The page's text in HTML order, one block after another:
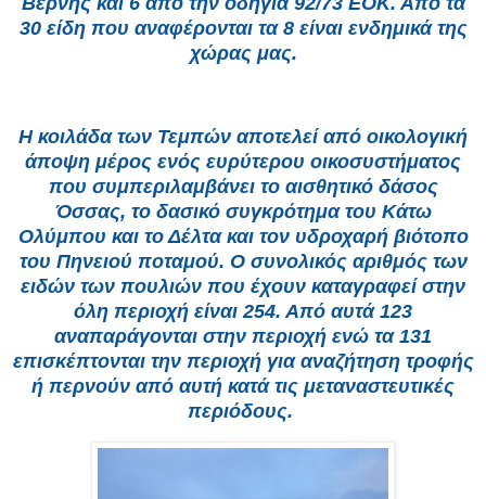
30 είδη που αναφέρονται τα 8 είναι ενδημικά της
χώρας μας.
Η κοιλάδα των Τεμπών αποτελεί από οικολογική
άποψη μέρος ενός ευρύτερου οικοσυστήματος
που συμπεριλαμβάνει το αισθητικό δάσος
Όσσας, το δασικό συγκρότημα του Κάτω
Ολύμπου και το Δέλτα και τον υδροχαρή βιότοπο
του Πηνειού ποταμού. Ο συνολικός αριθμός των
ειδών των πουλιών που έχουν καταγραφεί στην
όλη περιοχή είναι 254. Από αυτά 123
αναπαράγονται στην περιοχή ενώ τα 131
επισκέπτονται την περιοχή για αναζήτηση τροφής
ή περνούν από αυτή κατά τις μεταναστευτικές
περιόδους.